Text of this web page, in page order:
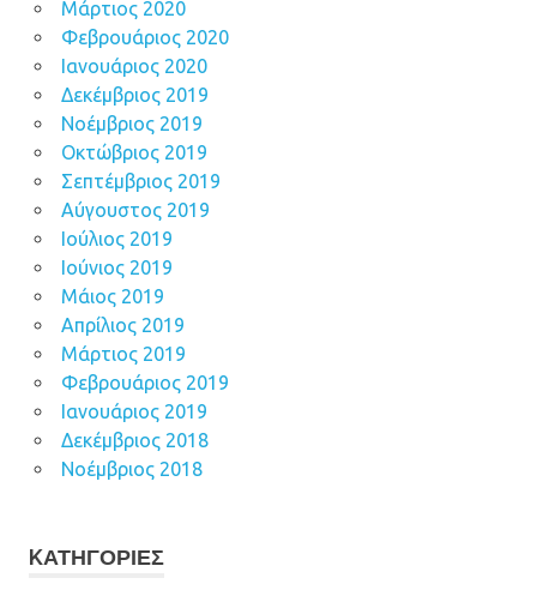
Μάρτιος 2020
Φεβρουάριος 2020
Ιανουάριος 2020
Δεκέμβριος 2019
Νοέμβριος 2019
Οκτώβριος 2019
Σεπτέμβριος 2019
Αύγουστος 2019
Ιούλιος 2019
Ιούνιος 2019
Μάιος 2019
Απρίλιος 2019
Μάρτιος 2019
Φεβρουάριος 2019
Ιανουάριος 2019
Δεκέμβριος 2018
Νοέμβριος 2018
KΑΤΗΓΟΡΊΕΣ